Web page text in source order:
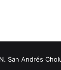
Andrés